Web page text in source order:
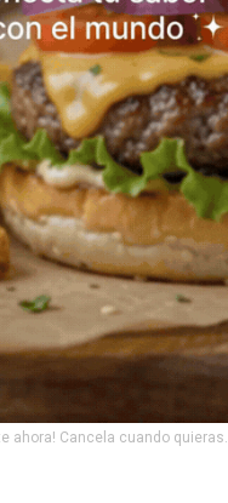
ahora! Cancela cuando quieras...